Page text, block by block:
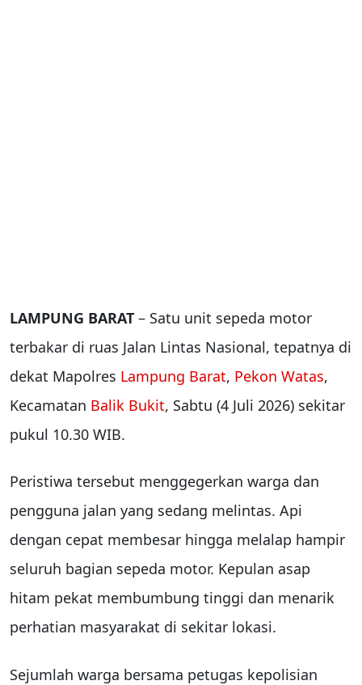
LAMPUNG BARAT – Satu unit sepeda motor
terbakar di ruas Jalan Lintas Nasional, tepatnya di
dekat Mapolres Lampung Barat, Pekon Watas,
Kecamatan Balik Bukit, Sabtu (4 Juli 2026) sekitar
pukul 10.30 WIB.
Peristiwa tersebut menggegerkan warga dan
pengguna jalan yang sedang melintas. Api
dengan cepat membesar hingga melalap hampir
seluruh bagian sepeda motor. Kepulan asap
hitam pekat membumbung tinggi dan menarik
perhatian masyarakat di sekitar lokasi.
Sejumlah warga bersama petugas kepolisian